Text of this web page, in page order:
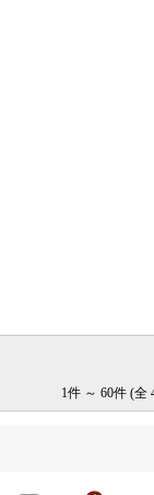
1件 ～ 60件 (